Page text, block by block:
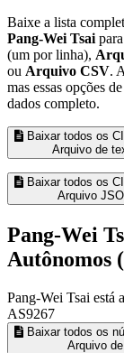
Baixe a lista
Pang-Wei Tsai para
(um por linha),
ou Arquivo CSV.
mas essas opções
dados completo.
Baixar todos os
Arquivo de
Baixar todos os
Arquivo
Pang-Wei
Autônomos
Pang-Wei Tsai está
AS9267
Baixar todos os
Arquivo